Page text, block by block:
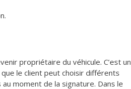
propriétaire du véhicule. C’est un
le client peut choisir différents
moment de la signature. Dans le